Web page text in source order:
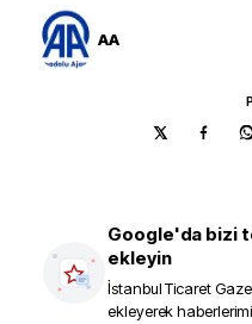
AA
Google'da bizi
ekleyin
İstanbul Ticaret
ekleyerek